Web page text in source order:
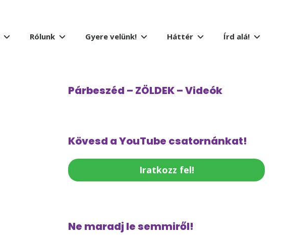
Rólunk Gyere velünk! Háttér Írd alá!
Párbeszéd – ZÖLDEK – Videók
Kövesd a YouTube csatornánkat!
Iratkozz fel!
Ne maradj le semmiről!